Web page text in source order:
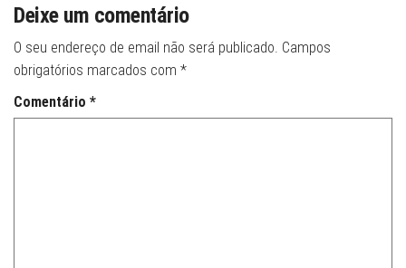
Deixe um comentário
O seu endereço de email não será publicado. Campos
obrigatórios marcados com *
Comentário *